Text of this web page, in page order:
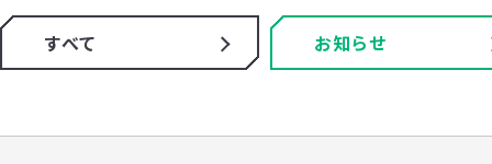
すべて お知らせ